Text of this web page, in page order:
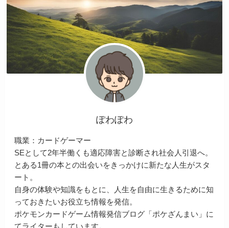
ぽわぽわ
職業：カードゲーマー
SEとして2年半働くも適応障害と診断され社会人引退へ。
とある1冊の本との出会いをきっかけに新たな人生がスタ
ート。
自身の体験や知識をもとに、人生を自由に生きるために知
っておきたいお役立ち情報を発信。
ポケモンカードゲーム情報発信ブログ「ポケざんまい」に
てライターもしています。